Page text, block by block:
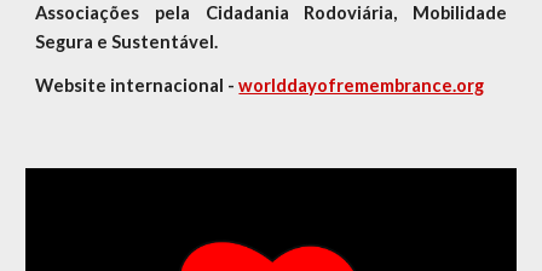
Associações pela Cidadania Rodoviária, Mobilidade
Segura e Sustentável.
Website internacional -worlddayofremembrance.org